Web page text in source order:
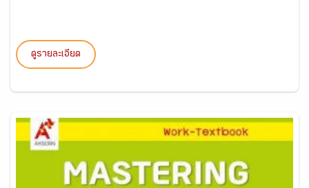
ดูรายละเอียด